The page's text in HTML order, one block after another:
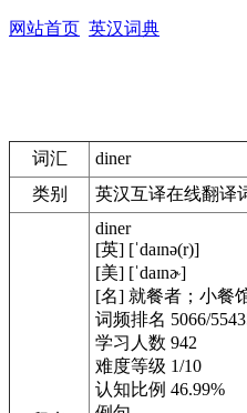
网站首页 英汉词典
词汇
diner
类别
英汉互译在线翻译
diner
[英] [ˈdaɪnə(r)]
[美] [ˈdaɪnɚ]
[名] 就餐者；小餐
词频排名 5066/
学习人数 942
难度等级 1/10
认知比例 46.99%